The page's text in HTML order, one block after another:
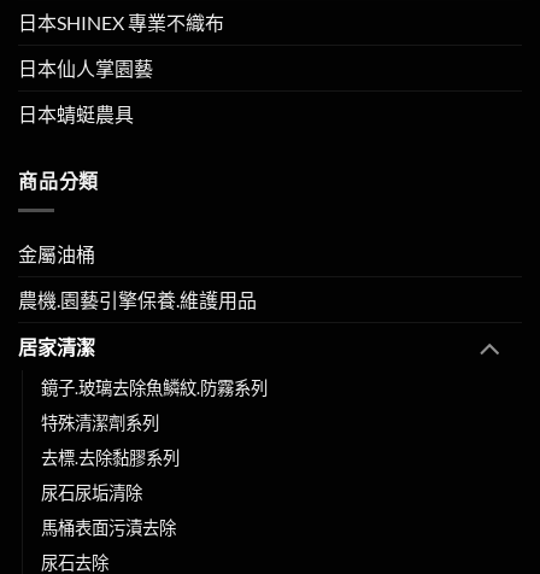
日本SHINEX 專業不織布
日本仙人掌園藝
日本蜻蜓農具
商品分類
金屬油桶
農機.園藝引擎保養.維護用品
居家清潔
鏡子.玻璃去除魚鱗紋.防霧系列
特殊清潔劑系列
去標.去除黏膠系列
尿石尿垢清除
馬桶表面污漬去除
尿石去除